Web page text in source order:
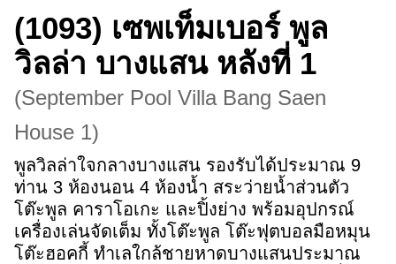
(1093) เซพเท็มเบอร์ พูล
วิลล่า บางแสน หลังที่ 1
(September Pool Villa Bang Saen
House 1)
พูลวิลล่าใจกลางบางแสน รองรับได้ประมาณ 9
ท่าน 3 ห้องนอน 4 ห้องน้ำ สระว่ายน้ำส่วนตัว
โต๊ะพูล คาราโอเกะ และปิ้งย่าง พร้อมอุปกรณ์
เครื่องเล่นจัดเต็ม ทั้งโต๊ะพูล โต๊ะฟุตบอลมือหมุน
โต๊ะฮอคกี้ ทำเลใกล้ชายหาดบางแสนประมาณ